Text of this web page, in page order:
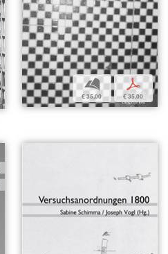
b
€ 35,00
p
€ 35,00